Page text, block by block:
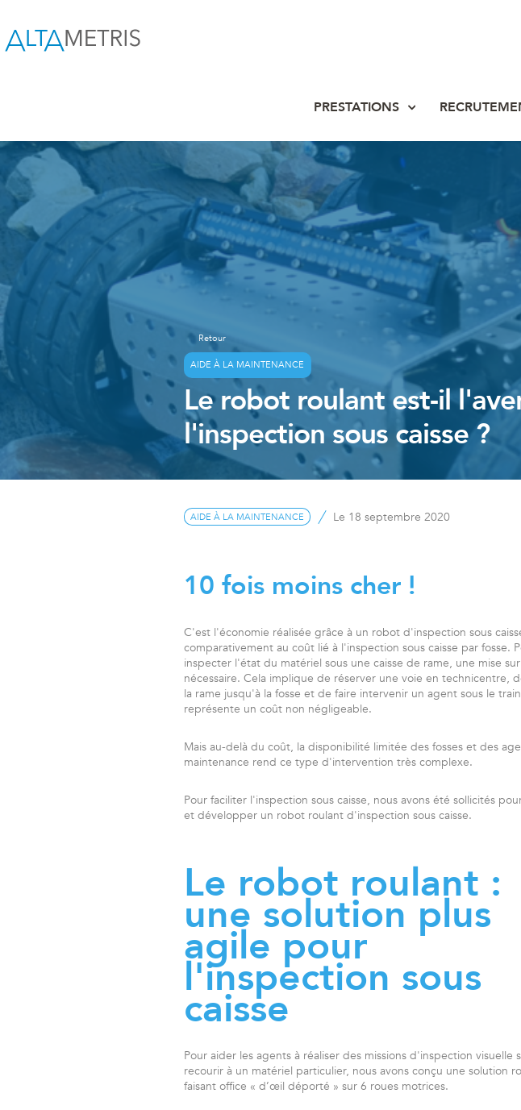
PRESTATIONS
Retour
AIDE À LA MAINTENANCE
Le robot roulant est-il
l'inspection sous caisse ?
AIDE À LA MAINTENANCE Le 18 septembre 2020
10 fois moins cher!
C'est l'économie réalisée grâce à un robot d'inspection sous
comparativement au coût lié à l'inspection sous caisse par fosse.
inspecter l'état du matériel sous une caisse de rame, une mise
nécessaire. Cela implique de réserver une voie en technicentre,
la rame jusqu'à la fosse et de faire intervenir un agent sous le
représente un coût non négligeable.
Mais au-delà du coût, la disponibilité limitée des fosses et des
maintenance rend ce type d'intervention très complexe.
Pour faciliter l'inspection sous caisse, nous avons été sollicités
et développer un robot roulant d'inspection sous caisse.
Le robot roulant :
une solution plus
agile pour
l'inspection sous
caisse
Pour aider les agents à réaliser des missions d'inspection visuelle
recourir à un matériel particulier, nous avons conçu une solution
faisant office « d’œil déporté » sur 6 roues motrices.